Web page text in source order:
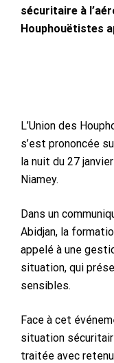
sécuritaire à
Houphouëtistes
L’Union des
s’est prononcée
la nuit du 27
Niamey.
Dans un
Abidjan, la
appelé à une
situation, qui
sensibles.
Face à cet
situation
traitée avec